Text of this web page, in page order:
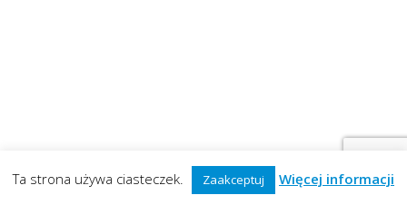
Ta strona używa ciasteczek. Zaakceptuj Więcej informacji